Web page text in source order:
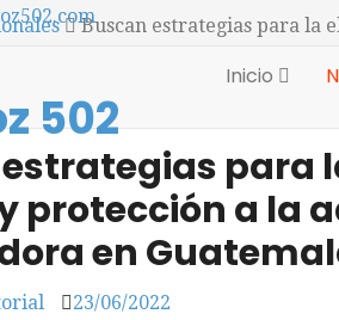
Inicio
Buscan estrategias para la
para
protección a la
en
23/06/2022